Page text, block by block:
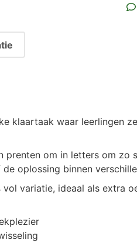
klaartaak waar leerlingen
prenten om in letters om
oplossing binnen
vol variatie, ideaal als extra